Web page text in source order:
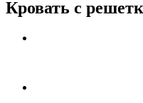
Кровать с